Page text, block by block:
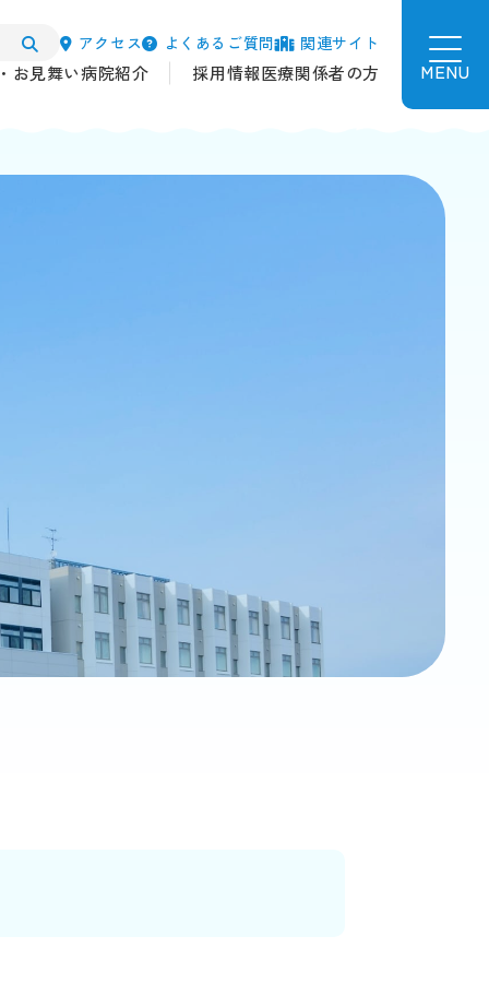
アクセス よくあるご質問 関連サイト
お見舞い病院紹介 採用情報医療関係者の方 MENU